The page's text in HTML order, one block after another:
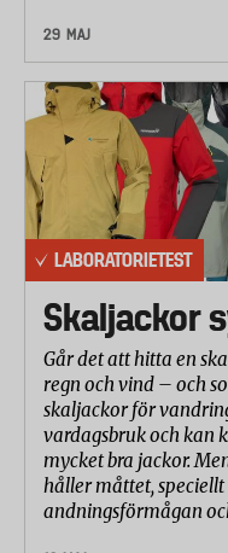
mäts och registreras.
Hållfasthet
En pappersremsa som är
klämmor i ett
dragkraften innan
samma sätt i
styrka mellan arken mäts
Genomblötning och
En bestämd mängd
tunn metalltråd.
korgen sänks ner i en
tar för allt papper att bli
under ytan mäts och
29 MAJ
LABORATORIETEST
Skaljackor
Går det att hitta en
regn och vind – och
skaljackor för
vardagsbruk och kan
mycket bra jackor.
håller måttet,
andningsförmågan